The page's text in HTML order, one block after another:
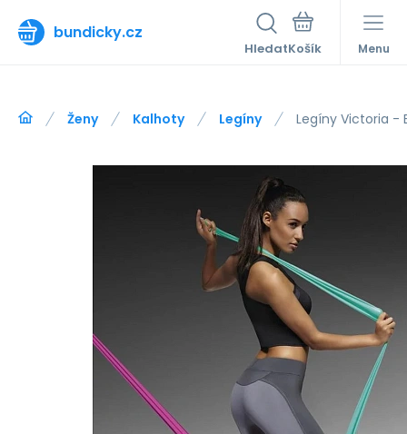
bundicky.cz
Hledat Menu
Ženy Kalhoty Legíny Legíny Victoria -